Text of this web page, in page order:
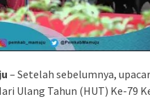
– Setelah sebelumnya,
Ulang Tahun (HUT) Ke-79